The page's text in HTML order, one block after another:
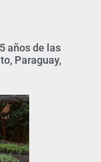
años de las
Paraguay,